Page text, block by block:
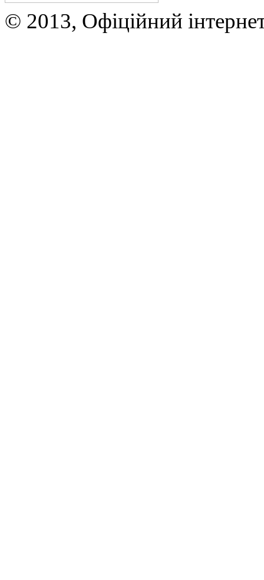
© 2013, Офіційний